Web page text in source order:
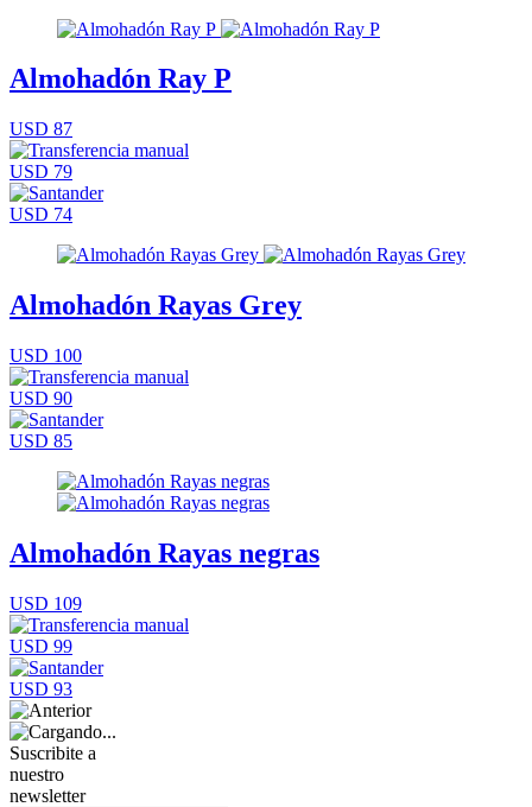
Almohadón Ray P
USD 87
USD 79
USD 74
Almohadón Rayas Grey
USD 100
USD 90
USD 85
Almohadón Rayas negras
USD 109
USD 99
USD 93
Suscribite a
nuestro
newsletter